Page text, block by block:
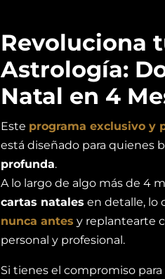
Revoluciona
Astrología:
Natal en 4
Este programa exclusivo y
está diseñado para quienes
profunda.
A lo largo de algo más de 4
cartas natales en detalle, lo
nunca antes y replantearte
personal y profesional.
Si tienes el compromiso